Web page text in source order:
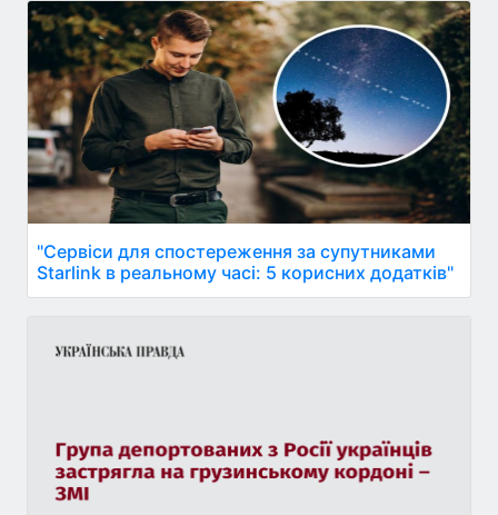
"Сервіси для спостереження за супутниками
Starlink в реальному часі: 5 корисних додатків"